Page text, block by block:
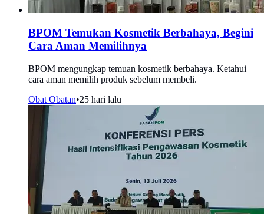
BPOM Temukan Kosmetik Berbahaya, Begini
Cara Aman Memilihnya
BPOM mengungkap temuan kosmetik berbahaya. Ketahui
cara aman memilih produk sebelum membeli.
Obat Obatan•25 hari lalu